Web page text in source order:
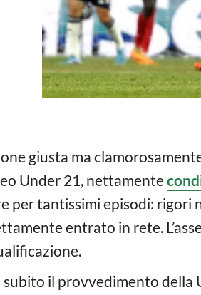
giusta ma
Under 21, nettamente
per tantissimi episodi: rigori
entrato in rete.
subito il provvedimento della